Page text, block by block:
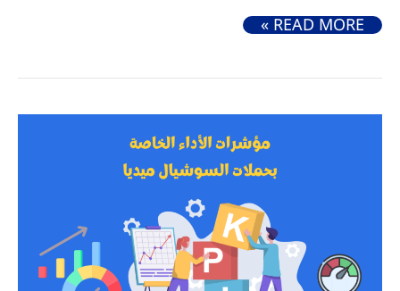
ما هو الـسيو SEO (دليل شامل ومبسط للمبتدئين)
READ MORE »